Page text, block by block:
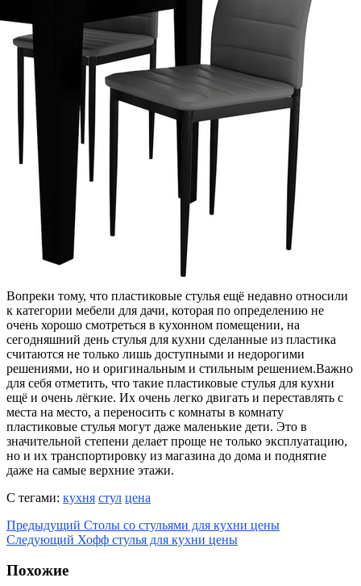
Вопреки тому, что пластиковые стулья ещё недавно относили
к категории мебели для дачи, которая по определению не
очень хорошо смотреться в кухонном помещении, на
сегодняшний день стулья для кухни сделанные из пластика
считаются не только лишь доступными и недорогими
решениями, но и оригинальным и стильным решением.Важно
для себя отметить, что такие пластиковые стулья для кухни
ещё и очень лёгкие. Их очень легко двигать и переставлять с
места на место, а переносить с комнаты в комнату
пластиковые стулья могут даже маленькие дети. Это в
значительной степени делает проще не только эксплуатацию,
но и их транспортировку из магазина до дома и поднятие
даже на самые верхние этажи.
С тегами: кухня стул цена
Предыдущий Столы со стульями для кухни цены
Следующий Хофф стулья для кухни цены
Похожие